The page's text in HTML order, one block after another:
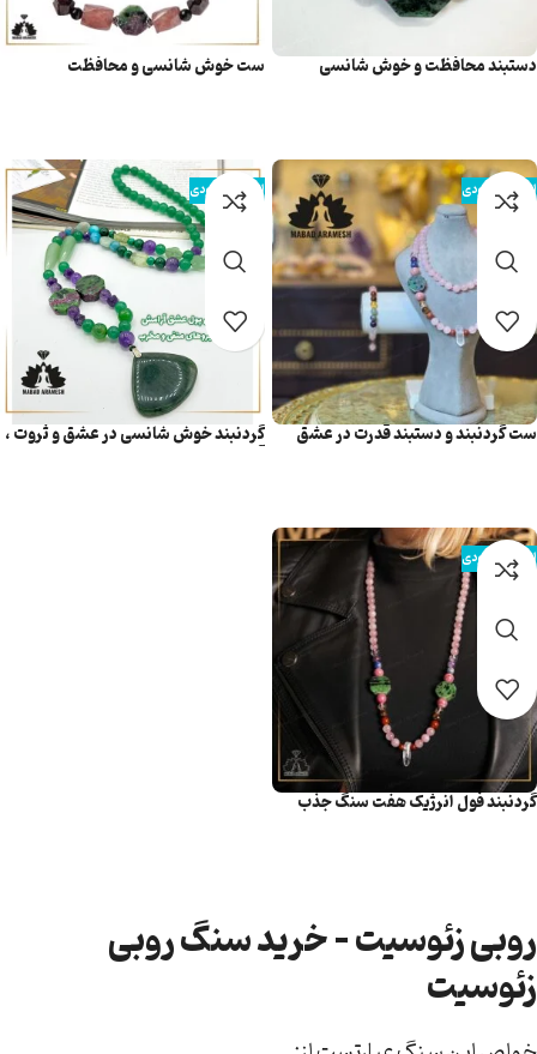
دستبند محافظت و خوش شانسی
ست خوش شانسی و محافظت
اتمام موجودی
ست گردنبند و دستبند قدرت در عشق
اتمام موجودی
گردنبند خوش شانسی در عشق و ثروت ،
آرامش
اتمام موجودی
گردنبند فول انرژیک هفت سنگ جذب
روبی زئوسیت - خرید سنگ روبی
زئوسیت